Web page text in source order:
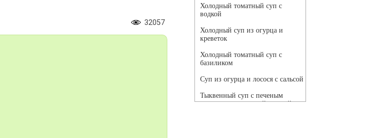
32057
Холодный томатный суп с
водкой
Холодный суп из огурца и
креветок
Холодный томатный суп с
базиликом
Суп из огурца и лосося с сальсой
Тыквенный суп с печеным
чесноком и томатной сальсой